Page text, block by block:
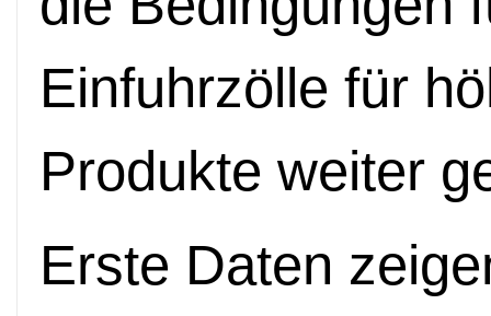
Einfuhrzölle für
Produkte weiter
Erste Daten